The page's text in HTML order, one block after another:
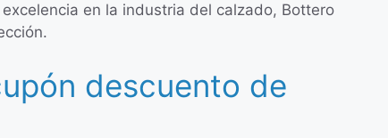
en la industria del calzado, Bottero
descuento de